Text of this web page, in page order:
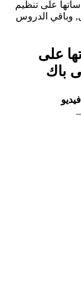
على تنظيم
وباقي الدروس
على
باك
فيديو
–